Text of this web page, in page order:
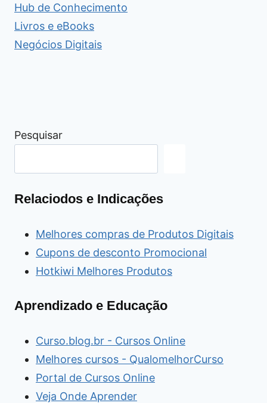
Hub de Conhecimento
Livros e eBooks
Negócios Digitais
Pesquisar
Relaciodos e Indicações
Melhores compras de Produtos Digitais
Cupons de desconto Promocional
Hotkiwi Melhores Produtos
Aprendizado e Educação
Curso.blog.br - Cursos Online
Melhores cursos - QualomelhorCurso
Portal de Cursos Online
Veja Onde Aprender